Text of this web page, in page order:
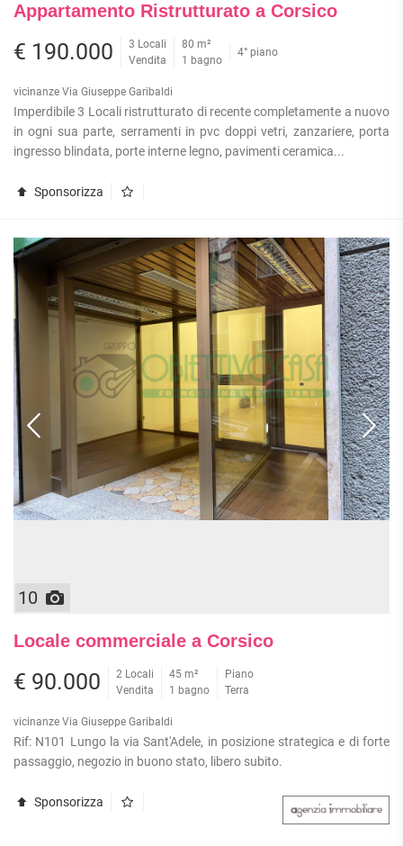
Appartamento Ristrutturato a Corsico
€ 190.000
3 Locali
Vendita
80 m²
1 bagno
4° piano
vicinanze Via Giuseppe Garibaldi
Imperdibile 3 Locali ristrutturato di recente completamente a nuovo
in ogni sua parte, serramenti in pvc doppi vetri, zanzariere, porta
ingresso blindata, porte interne legno, pavimenti ceramica...
Sponsorizza
10
Locale commerciale a Corsico
€ 90.000
2 Locali
Vendita
45 m²
1 bagno
Piano
Terra
vicinanze Via Giuseppe Garibaldi
Rif: N101 Lungo la via Sant'Adele, in posizione strategica e di forte
passaggio, negozio in buono stato, libero subito.
Sponsorizza